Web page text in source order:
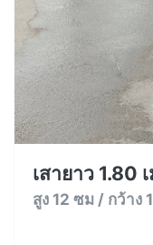
เสายาว 1.80
สูง 12 ซม / กว้าง